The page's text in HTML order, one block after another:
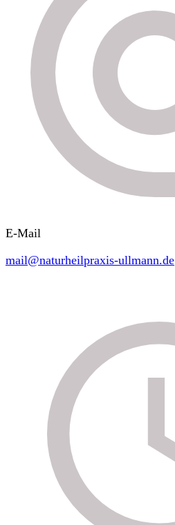
E-Mail
mail@naturheilpraxis-ullmann.de